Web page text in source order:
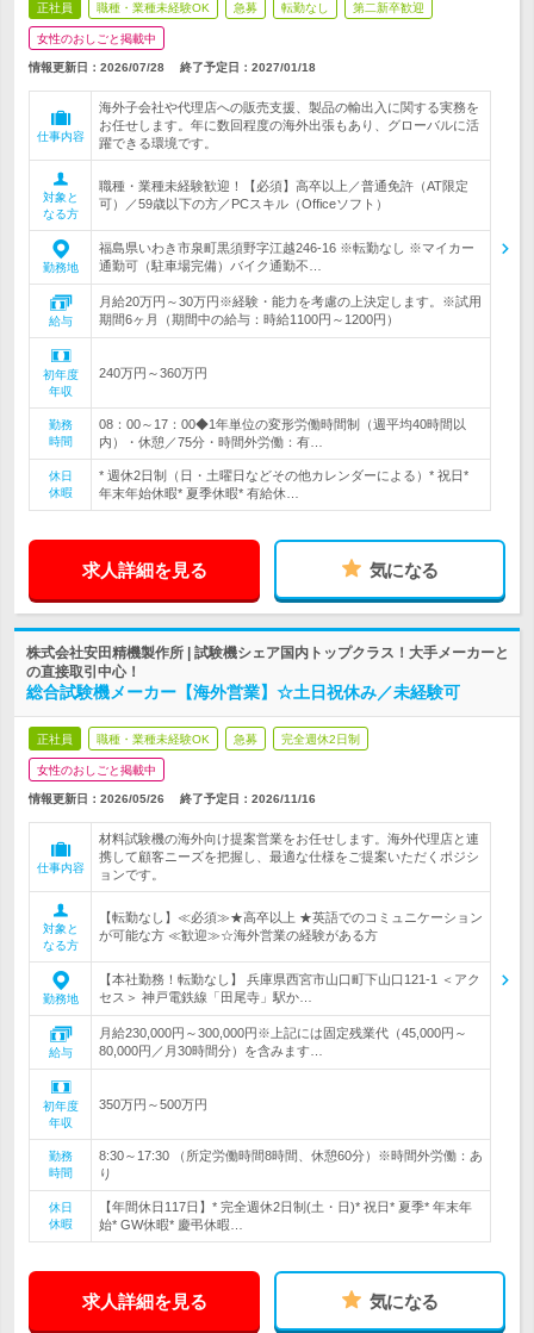
正社員 職種・業種未経験OK 急募 転勤なし 第二新卒歓迎
女性のおしごと掲載中
情報更新日：2026/07/28 終了予定日： 2027/01/18
仕事内容
海外子会社や代理店への販売支援、製品の輸出入に関する実務を
お任せします。年に数回程度の海外出張もあり、グローバルに活
躍できる環境です。
対象と
なる方
職種・業種未経験歓迎！【必須】高卒以上／普通免許（AT限定
可）／59歳以下の方／PCスキル（Officeソフト）
勤務地
福島県いわき市泉町黒須野字江越246-16 ※転勤なし ※マイカー
通勤可（駐車場完備）バイク通勤不…
給与
月給20万円～30万円※経験・能力を考慮の上決定します。※試用
期間6ヶ月（期間中の給与：時給1100円～1200円）
初年度
年収
240万円～360万円
勤務
時間
08：00～17：00◆1年単位の変形労働時間制（週平均40時間以
内）・休憩／75分・時間外労働：有…
休日
休暇
* 週休2日制（日・土曜日などその他カレンダーによる）* 祝日*
年末年始休暇* 夏季休暇* 有給休…
求人詳細を見る 気になる
株式会社安田精機製作所 | 試験機シェア国内トップクラス！大手メーカーと
の直接取引中心！
総合試験機メーカー【海外営業】☆土日祝休み／未経験可
正社員 職種・業種未経験OK 急募 完全週休2日制
女性のおしごと掲載中
情報更新日：2026/05/26 終了予定日： 2026/11/16
仕事内容
材料試験機の海外向け提案営業をお任せします。海外代理店と連
携して顧客ニーズを把握し、最適な仕様をご提案いただくポジシ
ョンです。
対象と
なる方
【転勤なし】≪必須≫★高卒以上 ★英語でのコミュニケーション
が可能な方 ≪歓迎≫☆海外営業の経験がある方
勤務地
【本社勤務！転勤なし】 兵庫県西宮市山口町下山口121-1 ＜アク
セス＞ 神戸電鉄線「田尾寺」駅か…
給与
月給230,000円～300,000円※上記には固定残業代（45,000円～
80,000円／月30時間分）を含みます…
初年度
年収
350万円～500万円
勤務
時間
8:30～17:30 （所定労働時間8時間、休憩60分）※時間外労働：あ
り
休日
休暇
【年間休日117日】* 完全週休2日制(土・日)* 祝日* 夏季* 年末年
始* GW休暇* 慶弔休暇…
求人詳細を見る 気になる